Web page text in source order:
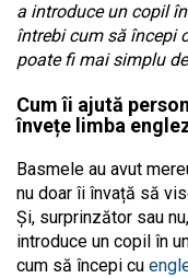
a introduce un copil
întrebi cum să începi
poate fi mai simplu
Cum îi ajută
învețe limba
Basmele au avut
nu doar îi învață să
Și, surprinzător sau
introduce un copil în
cum să începi cu